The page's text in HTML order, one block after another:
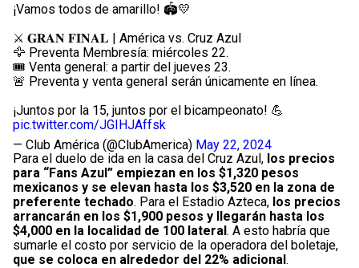
¡Vamos todos de amarillo! 🏟️💛
⚔️ 𝐆𝐑𝐀𝐍 𝐅𝐈𝐍𝐀𝐋 | América vs. Cruz Azul
🦅 Preventa Membresía: miércoles 22.
🎟️ Venta general: a partir del jueves 23.
🚨 Preventa y venta general serán únicamente en línea.
¡Juntos por la 15, juntos por el bicampeonato! 💪
pic.twitter.com/JGIHJAffsk
— Club América (@ClubAmerica) May 22, 2024
Para el duelo de ida en la casa del Cruz Azul, los precios
para “Fans Azul” empiezan en los $1,320 pesos
mexicanos y se elevan hasta los $3,520 en la zona de
preferente techado. Para el Estadio Azteca, los precios
arrancarán en los $1,900 pesos y llegarán hasta los
$4,000 en la localidad de 100 lateral. A esto habría que
sumarle el costo por servicio de la operadora del boletaje,
que se coloca en alrededor del 22% adicional.